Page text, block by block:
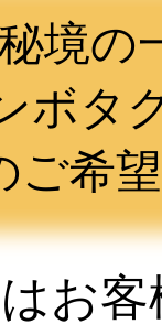
境の
ボタ
ご希
お客